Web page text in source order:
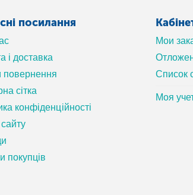
посилання
і доставка
повернення
сітка
конфіденційності
покупців
Мои
Список
Моя